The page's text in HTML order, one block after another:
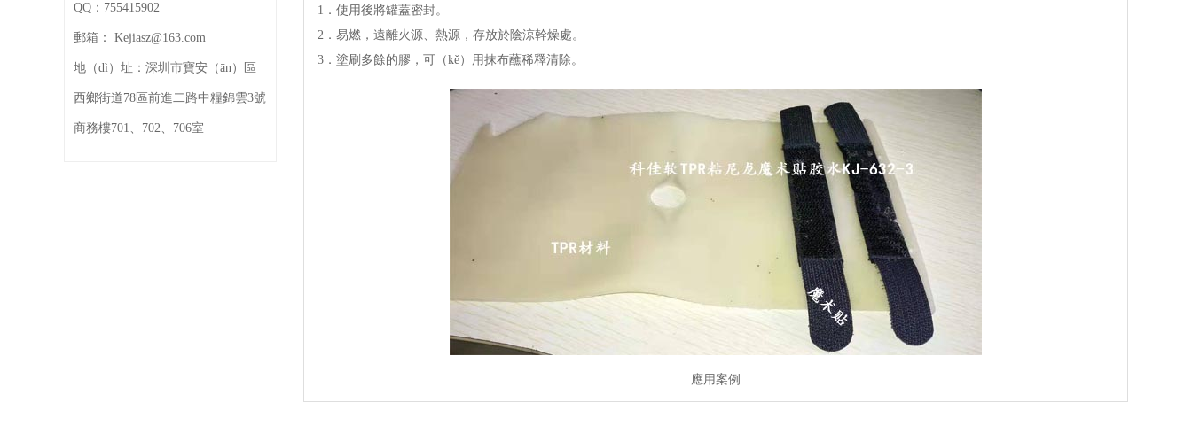
QQ： 755415902
郵箱： Kejiasz@163.com
地（dì）址： 深圳市寶安（ān）區
西鄉街道78區前進二路中糧錦雲3號
商務樓701、702、706室
1．使用後將罐蓋密封。
2．易燃，遠離火源、熱源，存放於陰涼幹燥處。
3．塗刷多餘的膠，可（kě）用抹布蘸稀釋清除。
應用案例